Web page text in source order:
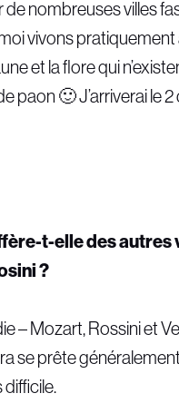
nombreuses villes
vivons
et la flore qui
paon 🙂 J’arriverai le
t-elle des autres
?
Mozart, Rossini et
se prête